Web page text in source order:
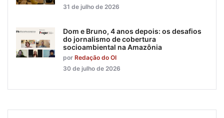
31 de julho de 2026
Dom e Bruno, 4 anos depois: os desafios
do jornalismo de cobertura
socioambiental na Amazônia
por Redação do OI
30 de julho de 2026